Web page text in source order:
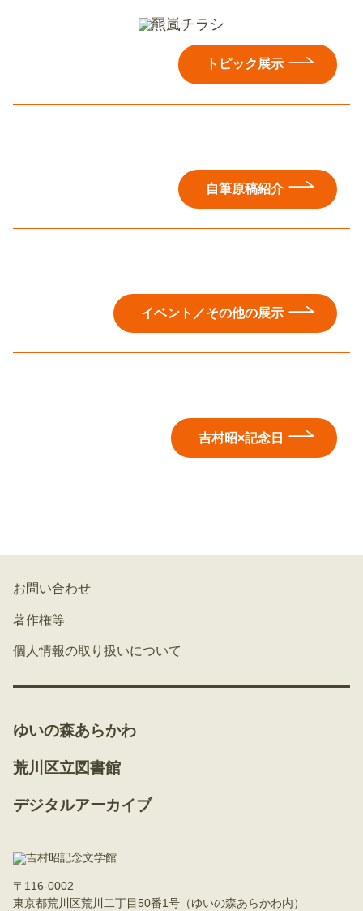
トピック展示
自筆原稿紹介
イベント／その他の展示
吉村昭×記念日
お問い合わせ
著作権等
個人情報の取り扱いについて
ゆいの森あらかわ
荒川区立図書館
デジタルアーカイブ
〒116-0002
東京都荒川区荒川二丁目50番1号（ゆいの森あらかわ内）